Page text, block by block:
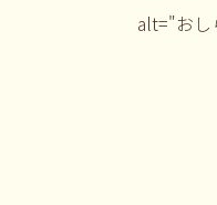
alt="おし